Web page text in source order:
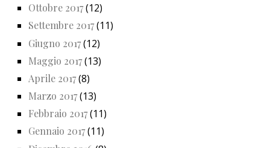
Ottobre 2017(12)
Settembre 2017(11)
Giugno 2017(12)
Maggio 2017(13)
Aprile 2017(8)
Marzo 2017(13)
Febbraio 2017(11)
Gennaio 2017(11)